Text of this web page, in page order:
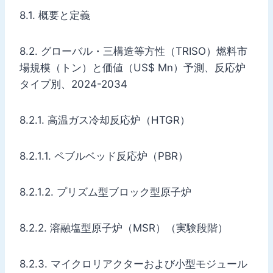
8.1. 概要と定義
8.2. グローバル・三構造等方性（TRISO）燃料市
場規模（トン）と価値（US$ Mn）予測、反応炉
タイプ別、2024-2034
8.2.1. 高温ガス冷却反応炉（HTGR）
8.2.1.1. ペブルベッド反応炉（PBR）
8.2.1.2. プリズム型ブロック型原子炉
8.2.2. 溶融塩型原子炉（MSR）（実験段階）
8.2.3. マイクロリアクターおよび小型モジュール